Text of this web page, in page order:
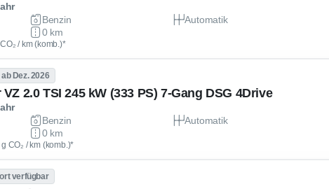
Benzin
Automatik
0 km
/ km (komb.)*
Dez. 2026
2.0 TSI 245 kW (333 PS) 7-Gang DSG 4Drive
Benzin
Automatik
0 km
CO₂ / km (komb.)*
verfügbar